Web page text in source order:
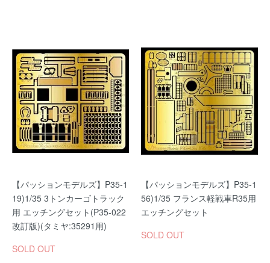
【パッションモデルズ】P35-1
19)1/35 3トンカーゴトラック
用 エッチングセット(P35-022
改訂版)(タミヤ:35291用)
SOLD OUT
【パッションモデルズ】P35-1
56)1/35 フランス軽戦車R35用
エッチングセット
SOLD OUT